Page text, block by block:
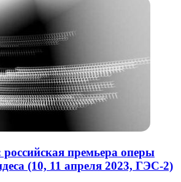
премьера оперы
(10, 11 апреля 2023, ГЭС-2)